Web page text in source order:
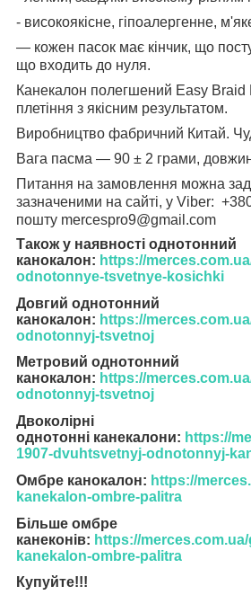
- високоякісне, гіпоалергенне,
— кожен пасок має кінчик, що
що входить до нуля.
Канекалон полегшений Easy
плетіння з якісним результатом.
Виробництво фабричний Китай.
Вага пасма — 90 ± 2 грами,
Питання на замовлення можна
зазначеними на сайті, у Viber:
пошту mercespro9@gmail.com
Також у наявності однотонний
канокалон: https://
odnotonnye-tsvetnye-kosichki
Довгий однотонний
канокалон: https://
odnotonnyj-tsvetnoj
Метровий однотонний
канокалон: https://
odnotonnyj-tsvetnoj
Двоколірні
однотонні канекалони: https://
1907-dvuhtsvetnyj-odnotonnyj-
Омбре канокалон: https://
kanekalon-ombre-palitra
Більше омбре
канеконів: https://
kanekalon-ombre-palitra
Купуйте!!!